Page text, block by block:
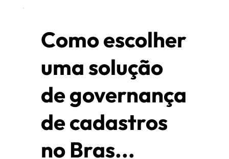
Como escolher
uma solução
de governança
de cadastros
no Bras...